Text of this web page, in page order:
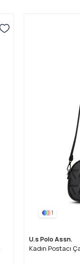
1
U.s Polo Assn.
Kadın Postacı